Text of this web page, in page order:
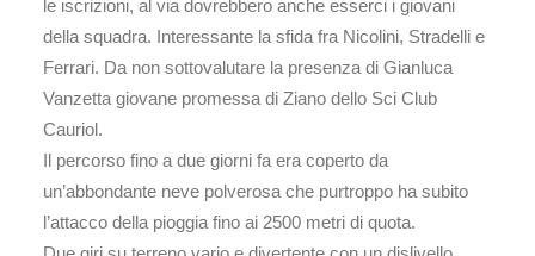
le iscrizioni, al via dovrebbero anche esserci i giovani
della squadra. Interessante la sfida fra Nicolini, Stradelli e
Ferrari. Da non sottovalutare la presenza di Gianluca
Vanzetta giovane promessa di Ziano dello Sci Club
Cauriol.
Il percorso fino a due giorni fa era coperto da
un’abbondante neve polverosa che purtroppo ha subito
l’attacco della pioggia fino ai 2500 metri di quota.